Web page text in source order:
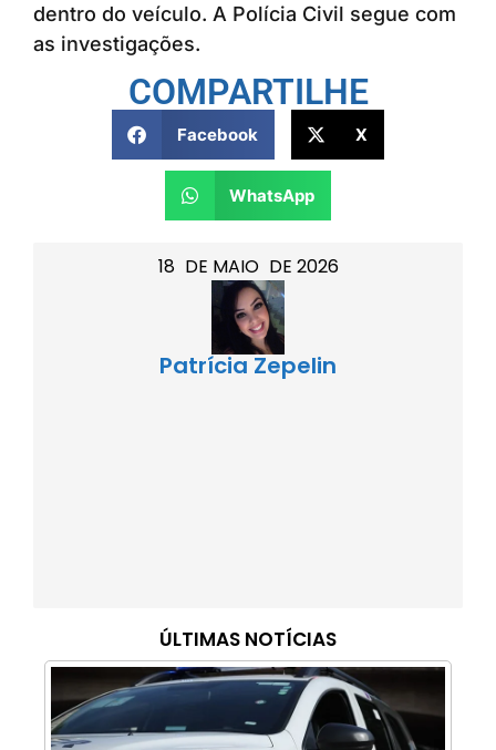
18 DE MAIO DE 2026
Patrícia Zepelin
ÚLTIMAS NOTÍCIAS
dentro do veículo. A Polícia Civil segue com
as investigações.
COMPARTILHE
Facebook X
WhatsApp